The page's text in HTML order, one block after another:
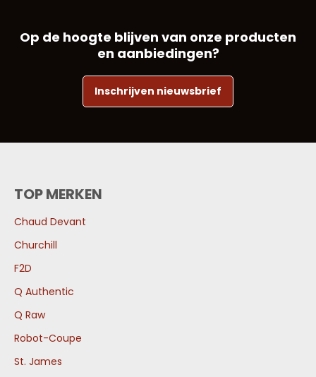
Op de hoogte blijven van onze producten
en aanbiedingen?
Inschrijven nieuwsbrief
TOP MERKEN
Chaud Devant
Churchill
F2D
Q Authentic
Q Raw
Robot-Coupe
St. James